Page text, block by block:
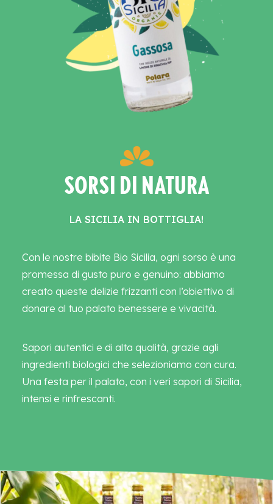
SORSI DI NATURA
LA SICILIA IN BOTTIGLIA!
Con le nostre bibite Bio Sicilia, ogni sorso è una
promessa di gusto puro e genuino: abbiamo
creato queste delizie frizzanti con l’obiettivo di
donare al tuo palato benessere e vivacità.
Sapori autentici e di alta qualità, grazie agli
ingredienti biologici che selezioniamo con cura.
Una festa per il palato, con i veri sapori di Sicilia,
intensi e rinfrescanti.